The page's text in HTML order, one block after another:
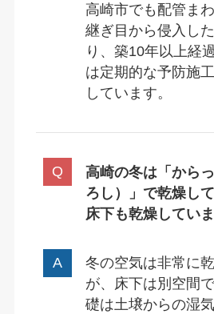
高崎市でも配管ま
継ぎ目から侵入し
り、築10年以上経
は定期的な予防施
しています。
高崎の冬は「から
ろし）」で乾燥し
床下も乾燥してい
冬の空気は非常に
が、床下は別空間
礎は土壌からの湿